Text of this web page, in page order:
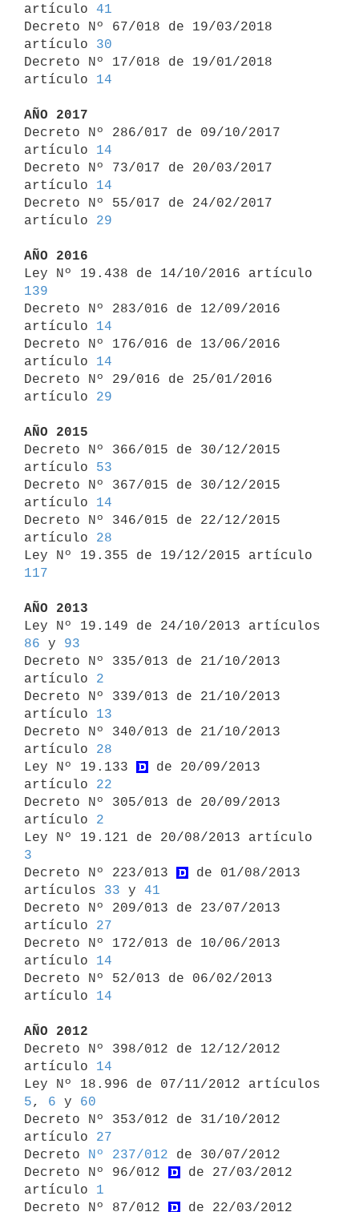
artículo 41
Decreto Nº 67/018 de 19/03/2018
artículo 30
Decreto Nº 17/018 de 19/01/2018
artículo 14
AÑO 2017
Decreto Nº 286/017 de 09/10/2017
artículo 14
Decreto Nº 73/017 de 20/03/2017
artículo 14
Decreto Nº 55/017 de 24/02/2017
artículo 29
AÑO 2016
139
Decreto Nº 283/016 de 12/09/2016
artículo 14
Decreto Nº 176/016 de 13/06/2016
artículo 14
Decreto Nº 29/016 de 25/01/2016
artículo 29
AÑO 2015
Decreto Nº 366/015 de 30/12/2015
artículo 53
Decreto Nº 367/015 de 30/12/2015
artículo 14
Decreto Nº 346/015 de 22/12/2015
artículo 28
117
AÑO 2013
86 y 93
Decreto Nº 335/013 de 21/10/2013
artículo 2
Decreto Nº 339/013 de 21/10/2013
artículo 13
Decreto Nº 340/013 de 21/10/2013
artículo 28
Ley Nº 19.133
de 20/09/2013
artículo 22
Decreto Nº 305/013 de 20/09/2013
artículo 2
3
Decreto Nº 223/013
de 01/08/2013
artículos 33 y 41
Decreto Nº 209/013 de 23/07/2013
artículo 27
Decreto Nº 172/013 de 10/06/2013
artículo 14
Decreto Nº 52/013 de 06/02/2013
artículo 14
AÑO 2012
Decreto Nº 398/012 de 12/12/2012
artículo 14
5, 6 y 60
Decreto Nº 353/012 de 31/10/2012
artículo 27
Decreto
Nº 237/012 de 30/07/2012
Decreto Nº 96/012
de 27/03/2012
artículo 1
Decreto Nº 87/012
de 22/03/2012